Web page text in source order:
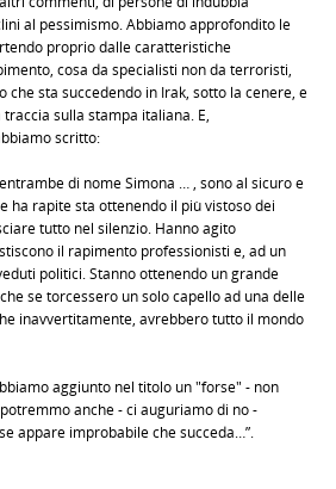
al pessimismo. Abbiamo approfondito le
proprio dalle caratteristiche
cosa da specialisti non da terroristi,
che sta succedendo in Irak, sotto la cenere, e
sulla stampa italiana. E,
scritto:
di nome Simona … , sono al sicuro e
ha rapite sta ottenendo il più vistoso dei
tutto nel silenzio. Hanno agito
il rapimento professionisti e, ad un
politici. Stanno ottenendo un grande
se torcessero un solo capello ad una delle
inavvertitamente, avrebbero tutto il mondo
aggiunto nel titolo un "forse" - non
anche - ci auguriamo di no -
appare improbabile che succeda…”.